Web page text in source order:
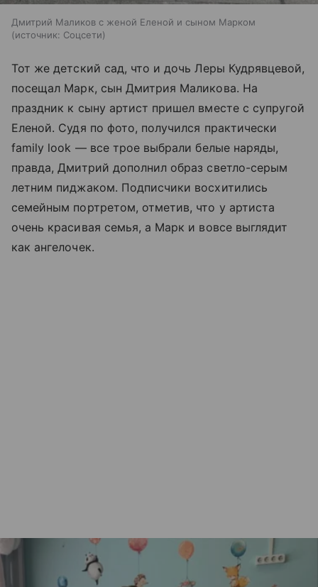
Дмитрий Маликов с женой Еленой и сыном Марком
источник: Соцсети
Тот же детский сад, что и дочь Леры Кудрявцевой,
посещал Марк, сын Дмитрия Маликова. На
праздник к сыну артист пришел вместе с супругой
Еленой. Судя по фото, получился практически
family look — все трое выбрали белые наряды,
правда, Дмитрий дополнил образ светло-серым
летним пиджаком. Подписчики восхитились
семейным портретом, отметив, что у артиста
очень красивая семья, а Марк и вовсе выглядит
как ангелочек.